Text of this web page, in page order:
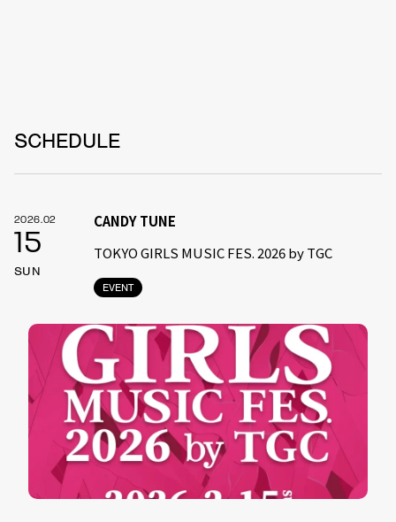
SCHEDULE
2026.02
15
SUN
EVENT
CANDY TUNE
TOKYO GIRLS MUSIC FES. 2026 by TGC